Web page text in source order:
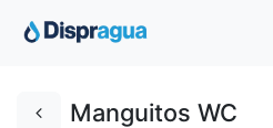
Manguitos WC